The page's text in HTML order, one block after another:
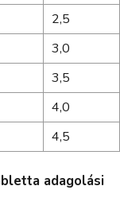
2,5
3,0
3,5
4,0
4,5
adagolási